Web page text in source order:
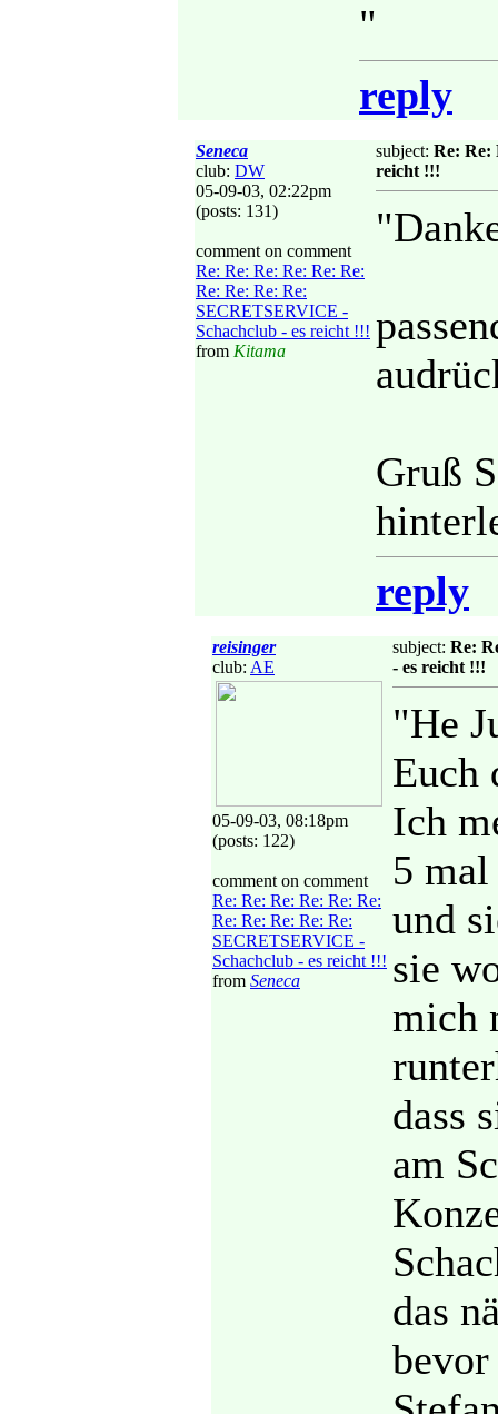
"
reply
Seneca
club: DW
05-09-03, 02:22pm
(posts: 131)
comment on comment
Re: Re: Re: Re: Re: Re:
Re: Re: Re: Re:
SECRETSERVICE -
Schachclub - es reicht !!!
from Kitama
subject: Re: Re:
reicht !!!
Gruß
reply
reisinger
club: AE
05-09-03, 08:18pm
(posts: 122)
comment on comment
Re: Re: Re: Re: Re: Re:
Re: Re: Re: Re: Re:
SECRETSERVICE -
Schachclub - es reicht !!!
from Seneca
subject: Re:
- es reicht !!!
"He
Euch
Ich
5
und
sie
mich
dass
am
das